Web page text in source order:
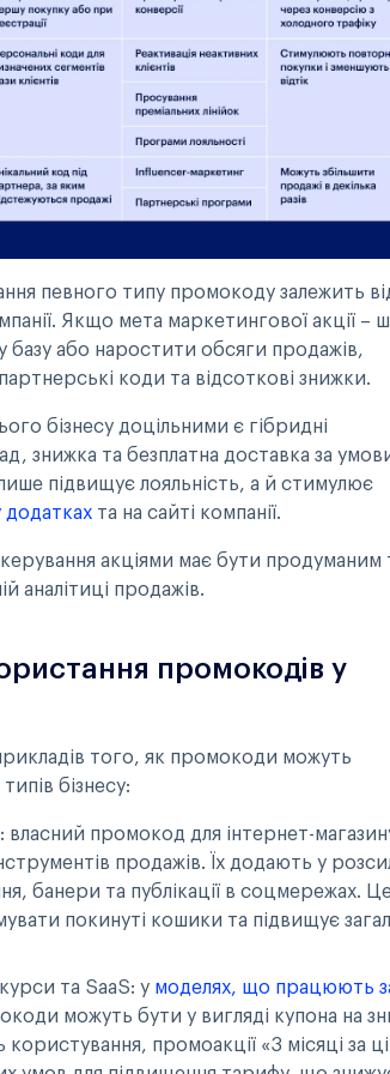
певного типу промокоду залежить
Якщо мета маркетингової акції –
базу або наростити обсяги продажів,
коди та відсоткові знижки.
бізнесу доцільними є гібридні
знижка та безплатна доставка за
підвищує лояльність, а й стимулює
додатках та на сайті компанії.
акціями має бути продуманим
аналітиці продажів.
промокодів у
того, як промокоди можуть
бізнесу:
власний промокод для інтернет-
продажів. Їх додають у
банери та публікації в соцмережах.
покинуті кошики та підвищує
та SaaS: у моделях, що працюють
можуть бути у вигляді купона на
промоакції «3 місяці за